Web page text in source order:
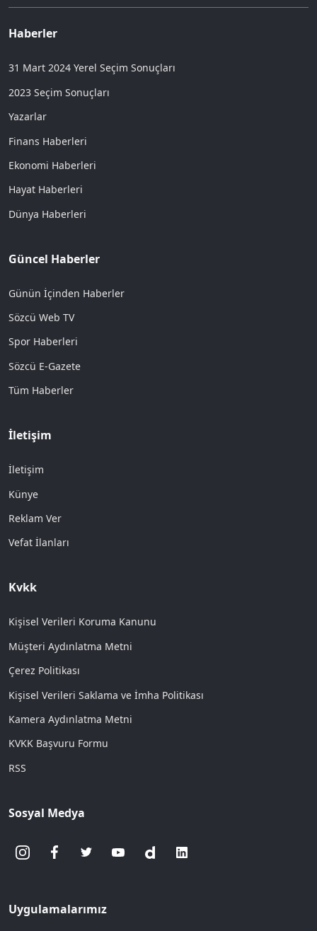
Haberler
31 Mart 2024 Yerel Seçim Sonuçları
2023 Seçim Sonuçları
Yazarlar
Finans Haberleri
Ekonomi Haberleri
Hayat Haberleri
Dünya Haberleri
Güncel Haberler
Günün İçinden Haberler
Sözcü Web TV
Spor Haberleri
Sözcü E-Gazete
Tüm Haberler
İletişim
İletişim
Künye
Reklam Ver
Vefat İlanları
Kvkk
Kişisel Verileri Koruma Kanunu
Müşteri Aydınlatma Metni
Çerez Politikası
Kişisel Verileri Saklama ve İmha Politikası
Kamera Aydınlatma Metni
KVKK Başvuru Formu
RSS
Sosyal Medya
Uygulamalarımız